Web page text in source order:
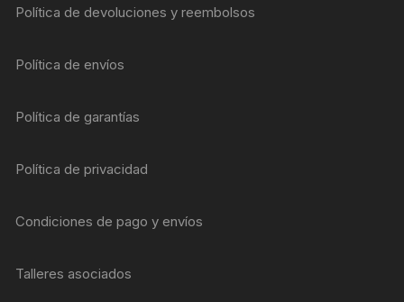
Política de devoluciones y reembolsos
Política de envíos
Política de garantías
Política de privacidad
Condiciones de pago y envíos
Talleres asociados